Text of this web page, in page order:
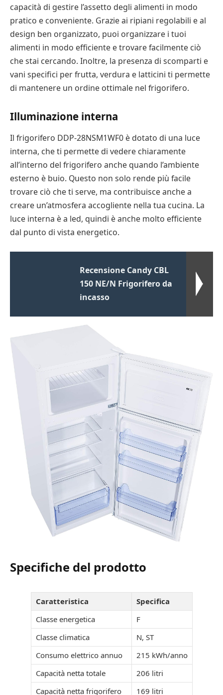
capacità di gestire l’assetto degli alimenti in modo
pratico e conveniente. Grazie ai ripiani regolabili e al
design ben organizzato, puoi organizzare i tuoi
alimenti in modo efficiente e trovare facilmente ciò
che stai cercando. Inoltre, la presenza di scomparti e
vani specifici per frutta, verdura e latticini ti permette
di mantenere un ordine ottimale nel frigorifero.
Illuminazione interna
Il frigorifero DDP-28NSM1WF0 è dotato di una luce
interna, che ti permette di vedere chiaramente
all’interno del frigorifero anche quando l’ambiente
esterno è buio. Questo non solo rende più facile
trovare ciò che ti serve, ma contribuisce anche a
creare un’atmosfera accogliente nella tua cucina. La
luce interna è a led, quindi è anche molto efficiente
dal punto di vista energetico.
Recensione Candy CBL
150 NE/N Frigorifero da
incasso
Specifiche del prodotto
Caratteristica
Specifica
Classe energetica
F
Classe climatica
N, ST
Consumo elettrico annuo
215 kWh/anno
Capacità netta totale
206 litri
Capacità netta frigorifero
169 litri